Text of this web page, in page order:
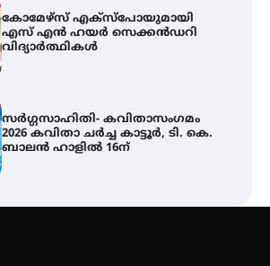
കോമേഴ്സ് എക്സ്പോയുമായി
എസ് എൻ ഹയർ സെക്കൻഡറി
വിദ്യാർത്ഥികൾ
സർഗ്ഗസാഹിതി- കവിതാസംഗമം
2026 കവിതാ ചർച്ച കാട്ടൂർ, ടി. കെ.
ബാലൻ ഹാളിൽ 16ന്